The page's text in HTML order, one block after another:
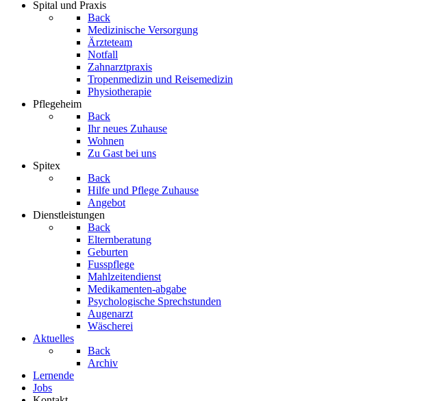
Spital und Praxis
Back
Medizinische Versorgung
Ärzteteam
Notfall
Zahnarztpraxis
Tropenmedizin und Reisemedizin
Physiotherapie
Pflegeheim
Back
Ihr neues Zuhause
Wohnen
Zu Gast bei uns
Spitex
Back
Hilfe und Pflege Zuhause
Angebot
Dienstleistungen
Back
Elternberatung
Geburten
Fusspflege
Mahlzeitendienst
Medikamenten-abgabe
Psychologische Sprechstunden
Augenarzt
Wäscherei
Aktuelles
Back
Archiv
Lernende
Jobs